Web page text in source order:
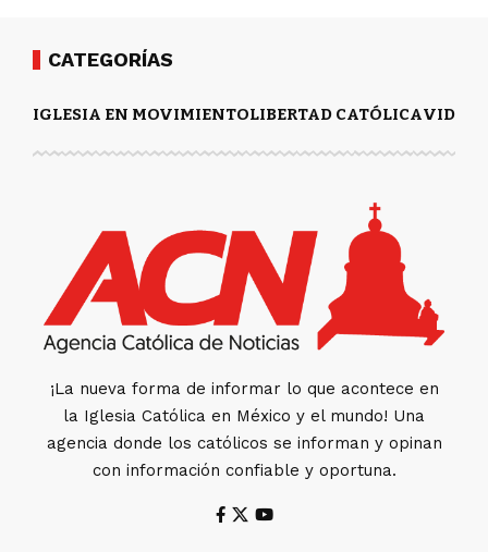
CATEGORÍAS
IGLESIA EN MOVIMIENTOLIBERTAD CATÓLICAVIDA
¡La nueva forma de informar lo que acontece en
la Iglesia Católica en México y el mundo! Una
agencia donde los católicos se informan y opinan
con información confiable y oportuna.